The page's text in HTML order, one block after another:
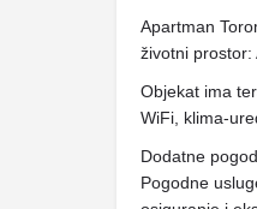
Apartman
životni prostor:
Objekat ima
WiFi, klima-
Dodatne
Pogodne